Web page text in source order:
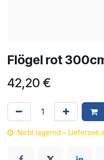
Flögel rot
42,20 €
Nicht lagernd – Lieferzeit